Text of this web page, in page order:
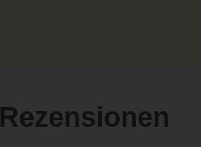
Rezensionen